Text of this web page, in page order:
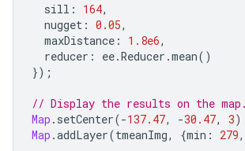
sill : 164,
nugget : 0.05,
maxDistance : 1.8e6,
reducer : ee.Reducer .mean()
});
// Display the results on the map.
Map . setCenter(-137.47, -30.47, 3
Map .addLayer(tmeanImg, {min : 279,